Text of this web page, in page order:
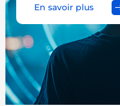
En savoir plus